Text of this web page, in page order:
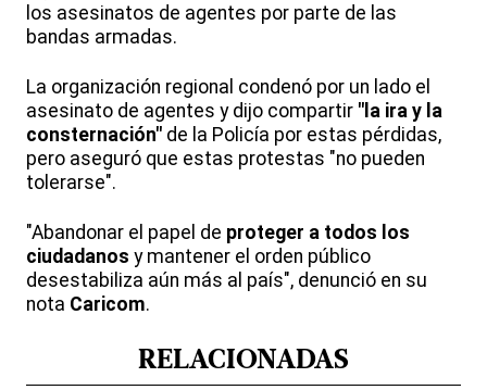
los asesinatos de agentes por parte de las
bandas armadas.
La organización regional condenó por un lado el
asesinato de agentes y dijo compartir "la ira y la
consternación" de la Policía por estas pérdidas,
pero aseguró que estas protestas "no pueden
tolerarse".
"Abandonar el papel de proteger a todos los
ciudadanos y mantener el orden público
desestabiliza aún más al país", denunció en su
nota Caricom.
RELACIONADAS